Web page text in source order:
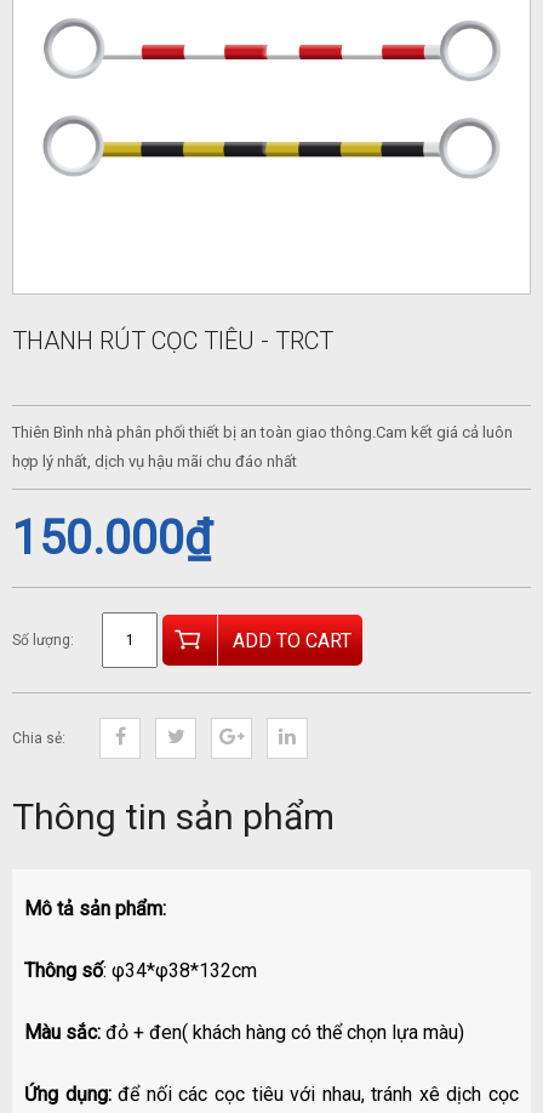
THANH RÚT CỌC TIÊU - TRCT
Thiên Bình nhà phân phối thiết bị an toàn giao thông.Cam kết giá cả luôn
hợp lý nhất, dịch vụ hậu mãi chu đáo nhất
150.000₫
Số lượng: ADD TO CART
Chia sẻ:
Thông tin sản phẩm
Mô tả sản phẩm:
Thông số: φ34*φ38*132cm
Màu sắc: đỏ + đen( khách hàng có thể chọn lựa màu)
Ứng dụng:để nối các cọc tiêu với nhau, tránh xê dịch cọc